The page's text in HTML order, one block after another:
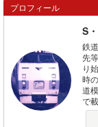
プロフィール
S
鉄
先
り
時
道
で